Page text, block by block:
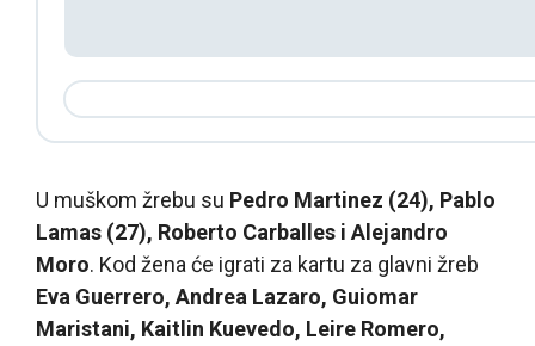
U muškom žrebu su Pedro Martinez (24), Pablo
Lamas (27), Roberto Carballes i Alejandro
Moro. Kod žena će igrati za kartu za glavni žreb
Eva Guerrero, Andrea Lazaro, Guiomar
Maristani, Kaitlin Kuevedo, Leire Romero,